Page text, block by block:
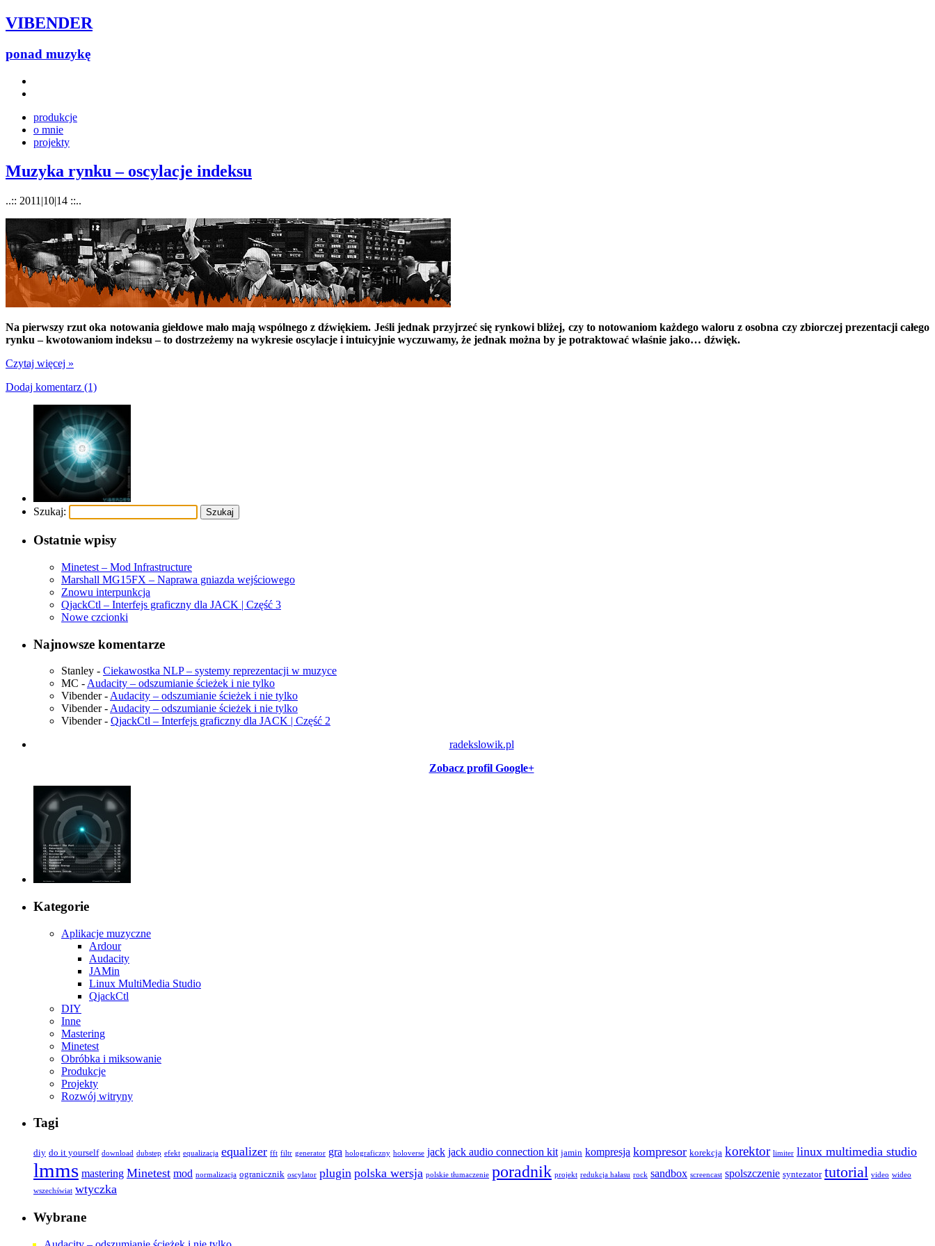
VIBENDER
ponad muzykę
produkcje
o mnie
projekty
Muzyka rynku – oscylacje indeksu
..:: 2011|10|14 ::..
Na pierwszy rzut oka notowania giełdowe mało mają wspólnego z dźwiękiem. Jeśli jednak przyjrzeć się rynkowi bliżej, czy to notowaniom każdego waloru z osobna czy zbiorczej prezentacji całego
rynku – kwotowaniom indeksu – to dostrzeżemy na wykresie oscylacje i intuicyjnie wyczuwamy, że jednak można by je potraktować właśnie jako… dźwięk.
Czytaj więcej »
Dodaj komentarz (1)
Szukaj:
Ostatnie wpisy
Minetest – Mod Infrastructure
Marshall MG15FX – Naprawa gniazda wejściowego
Znowu interpunkcja
QjackCtl – Interfejs graficzny dla JACK | Część 3
Nowe czcionki
Najnowsze komentarze
Stanley - Ciekawostka NLP – systemy reprezentacji w muzyce
MC - Audacity – odszumianie ścieżek i nie tylko
Vibender- Audacity – odszumianie ścieżek i nie tylko
Vibender- Audacity – odszumianie ścieżek i nie tylko
Vibender- QjackCtl – Interfejs graficzny dla JACK | Część 2
radekslowik.pl
Zobacz profil Google+
Kategorie
Aplikacje muzyczne
Ardour
Audacity
JAMin
Linux MultiMedia Studio
QjackCtl
DIY
Inne
Mastering
Minetest
Obróbka i miksowanie
Produkcje
Projekty
Rozwój witryny
Tagi
diy do it yourself download dubstep efekt equalizacja equalizer fft filtr generator gra holograficzny holoverse jack jack audio connection kit jamin kompresja kompresor korekcja korektor limiter linux multimedia studio
lmms mastering Minetest mod normalizacja ogranicznik oscylator plugin polska wersja polskie tłumaczenie poradnik projekt redukcja hałasu rock sandbox screencast spolszczenie syntezator tutorial video wideo
wszechświat wtyczka
Wybrane